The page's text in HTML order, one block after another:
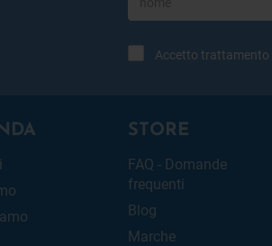
Accetto trattamento
STORE
FAQ - Domande
frequenti
Blog
Marche